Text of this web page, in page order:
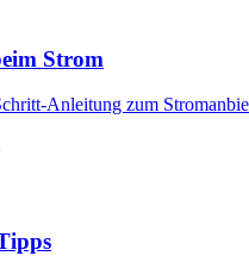
Strom
Anleitung zum